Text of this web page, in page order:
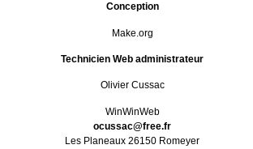
Conception
Make.org
Technicien Web administrateur
Olivier Cussac
WinWinWeb
ocussac@free.fr
Les Planeaux 26150 Romeyer